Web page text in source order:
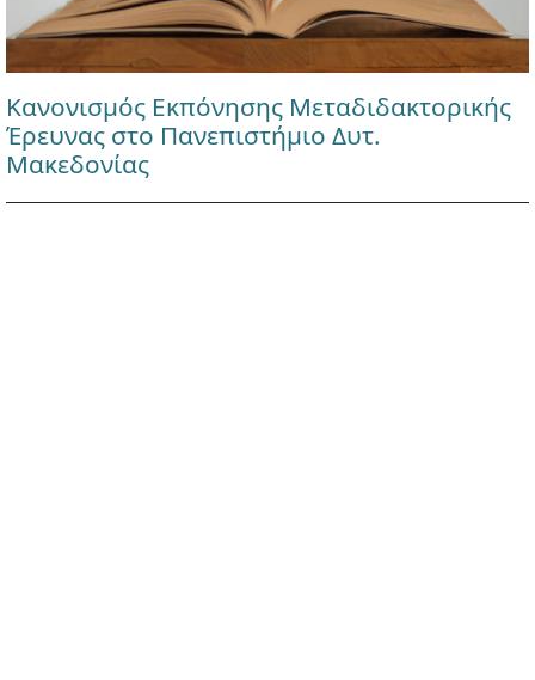
Κανονισμός Εκπόνησης Μεταδιδακτορικής
Έρευνας στο Πανεπιστήμιο Δυτ.
Μακεδονίας